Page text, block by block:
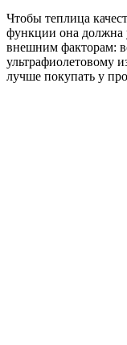
Чтобы теплица
функции она должна
внешним факторам:
ультрафиолетовому
лучше покупать у